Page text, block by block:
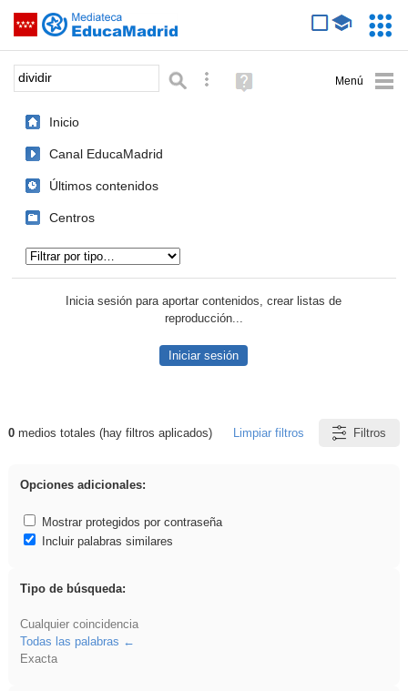
Saltar navegación
Palabra o frase: Búsqueda avanzada
Ayuda
(en
Inicio
Canal EducaMadrid
Últimos contenidos
Centros
Inicia sesión para aportar contenidos, crear listas de
reproducción...
Iniciar sesión
Resultados de: dividir
0medios totales (hay filtros aplicados) Limpiar filtros Filtros
Opciones adicionales:
Mostrar protegidos por contraseña
Incluir palabras similares
Tipo de búsqueda:
Cualquier coincidencia
Todas las palabras
Exacta